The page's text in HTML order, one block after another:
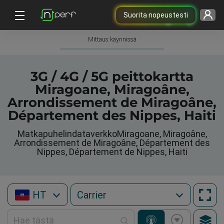
Suorita nopeustesti
Mittaus käynnissä
3G / 4G / 5G peittokartta
Miragoane, Miragoâne,
Arrondissement de Miragoâne,
Département des Nippes, Haiti
MatkapuhelindataverkkoMiragoane, Miragoâne,
Arrondissement de Miragoâne, Département des
Nippes, Département de Nippes, Haiti
HT